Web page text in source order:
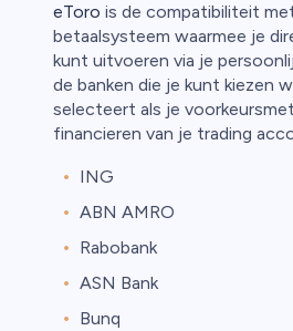
eToro is de compatibiliteit
betaalsysteem waarmee je
kunt uitvoeren via je
de banken die je kunt kiezen
selecteert als je
financieren van je trading
ING
ABN AMRO
Rabobank
ASN Bank
Bunq